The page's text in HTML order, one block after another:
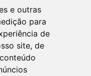
e outras
para
de
site, de
à Sexta-feira:
8h às 17h
agendamento